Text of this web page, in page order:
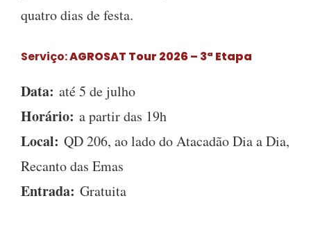
quatro dias de festa.
Serviço:AGROSAT Tour 2026 – 3ª Etapa
Data: até 5 de julho
Horário: a partir das 19h
Local: QD 206, ao lado do Atacadão Dia a Dia,
Recanto das Emas
Entrada: Gratuita